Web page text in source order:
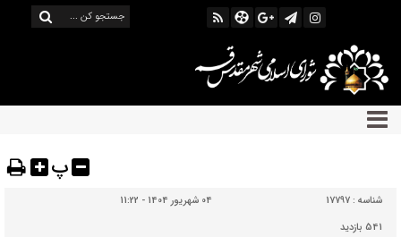
پ
شناسه : 17797
04 شهریور 1404 - 11:22
541 بازدید